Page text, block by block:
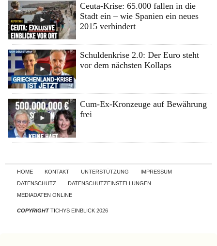
Ceuta-Krise: 65.000 fallen in die
Stadt ein – wie Spanien ein neues
2015 verhindert
Schuldenkrise 2.0: Der Euro steht
vor dem nächsten Kollaps
Cum-Ex-Kronzeuge auf Bewährung
frei
Skip to content
HOME KONTAKT UNTERSTÜTZUNG
IMPRESSUM
DATENSCHUTZ
DATENSCHUTZEINSTELLUNGEN
MEDIADATEN ONLINE
COPYRIGHTTICHYS EINBLICK 2026